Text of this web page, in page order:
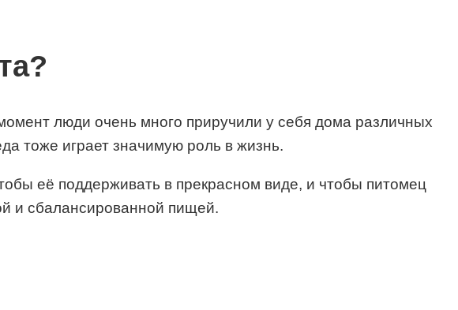
люди очень много приручили у себя дома различных
тоже играет значимую роль в жизнь.
её поддерживать в прекрасном виде, и чтобы питомец
и сбалансированной пищей.